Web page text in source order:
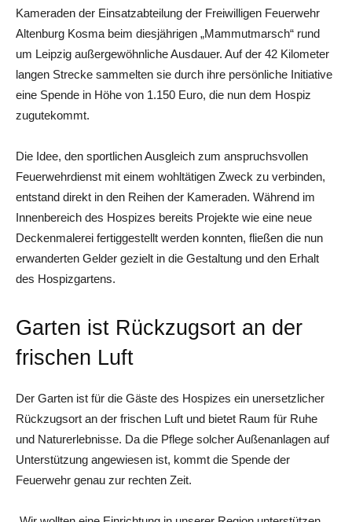
Kameraden der Einsatzabteilung der Freiwilligen Feuerwehr
Altenburg Kosma beim diesjährigen „Mammutmarsch“ rund
um Leipzig außergewöhnliche Ausdauer. Auf der 42 Kilometer
langen Strecke sammelten sie durch ihre persönliche Initiative
eine Spende in Höhe von 1.150 Euro, die nun dem Hospiz
zugutekommt.
Die Idee, den sportlichen Ausgleich zum anspruchsvollen
Feuerwehrdienst mit einem wohltätigen Zweck zu verbinden,
entstand direkt in den Reihen der Kameraden. Während im
Innenbereich des Hospizes bereits Projekte wie eine neue
Deckenmalerei fertiggestellt werden konnten, fließen die nun
erwanderten Gelder gezielt in die Gestaltung und den Erhalt
des Hospizgartens.
Garten ist Rückzugsort an der
frischen Luft
Der Garten ist für die Gäste des Hospizes ein unersetzlicher
Rückzugsort an der frischen Luft und bietet Raum für Ruhe
und Naturerlebnisse. Da die Pflege solcher Außenanlagen auf
Unterstützung angewiesen ist, kommt die Spende der
Feuerwehr genau zur rechten Zeit.